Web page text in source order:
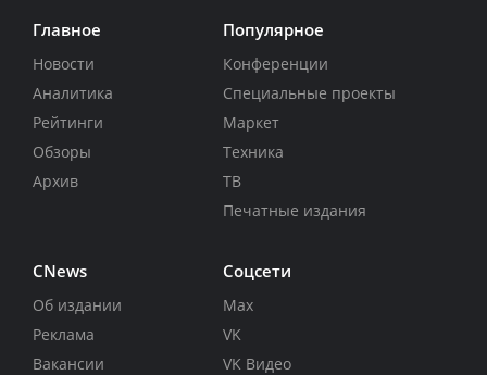
Главное
Новости
Аналитика
Рейтинги
Обзоры
Архив
Популярное
Конференции
Специальные проекты
Маркет
Техника
ТВ
Печатные издания
CNews
Об издании
Реклама
Вакансии
Соцсети
Max
VK
VK Видео